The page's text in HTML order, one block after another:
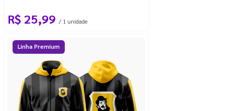
R$ 25,99 / 1 unidade
Linha Premium